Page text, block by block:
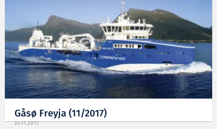
Gåsø Freyja (11/2017)
24.11.2017